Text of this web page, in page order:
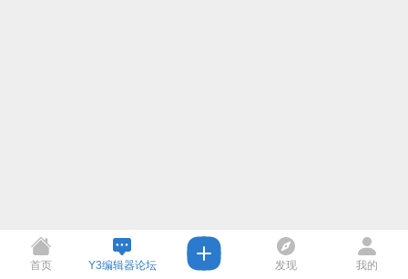
首页 Y3编辑器论坛 发现 我的